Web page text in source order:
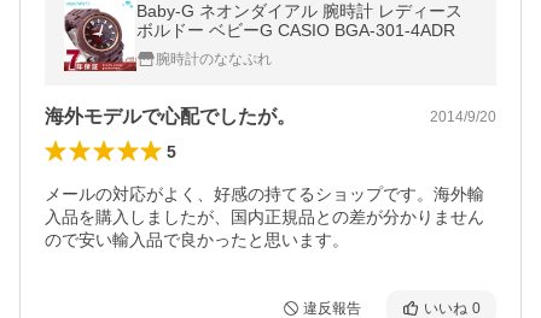
Baby-G ネオンダイアル 腕時計 レディース
ボルドー ベビーG CASIO BGA-301-4ADR
腕時計のななぷれ
海外モデルで心配でしたが。 2014/9/20
5
メールの対応がよく、好感の持てるショップです。海外輸
入品を購入しましたが、国内正規品との差が分かりません
ので安い輸入品で良かったと思います。
違反報告 いいね 0